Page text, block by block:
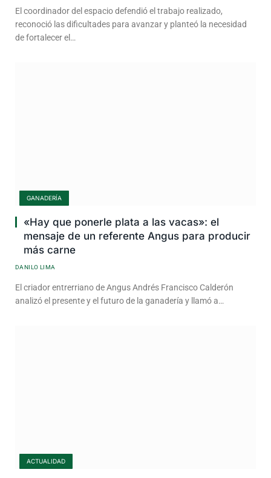
El coordinador del espacio defendió el trabajo realizado,
reconoció las dificultades para avanzar y planteó la necesidad
de fortalecer el…
GANADERÍA
«Hay que ponerle plata a las vacas»: el
mensaje de un referente Angus para producir
más carne
DANILO LIMA
El criador entrerriano de Angus Andrés Francisco Calderón
analizó el presente y el futuro de la ganadería y llamó a…
ACTUALIDAD